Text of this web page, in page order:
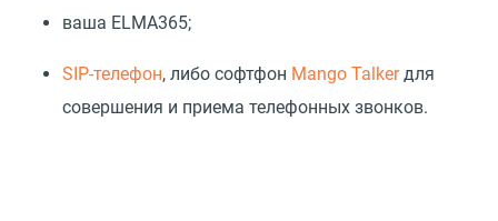
ваша ELMA365;
SIP-телефон, либо софтфон Mango Talkerдля
совершения и приема телефонных звонков.